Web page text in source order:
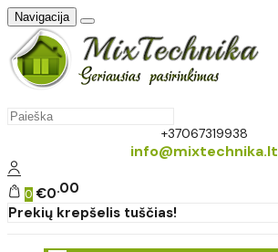
Navigacija
+37067319938
info@mixtechnika.lt
0 €0 00
Prekių krepšelis tuščias!